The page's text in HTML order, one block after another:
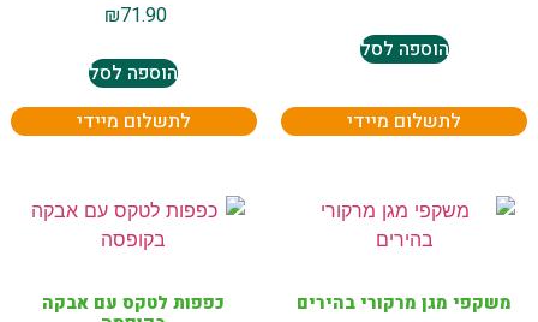
הוספה לסל
לתשלום מיידי
₪71.90
הוספה לסל
לתשלום מיידי
משקפי מגן מרקורי בהירים
כפפות לטקס עם אבקה